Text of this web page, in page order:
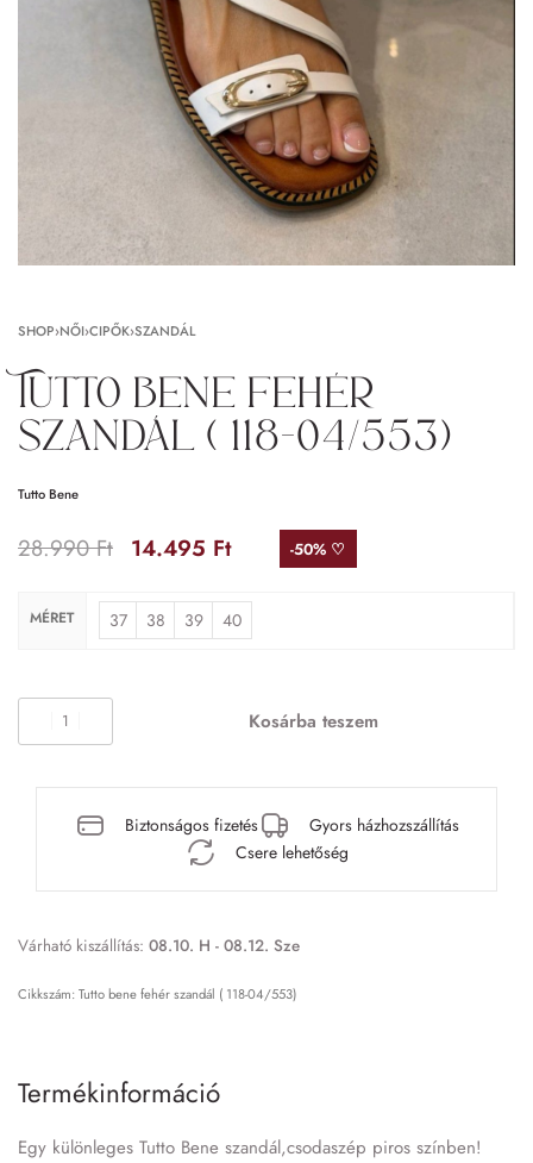
SHOP›NŐI›CIPŐK›SZANDÁL
Tutto bene fehér
szandál ( 118-04/553)
Tutto Bene
28.990Ft 14.495 Ft -50% ♡
MÉRET 37 38 39 40
Kosárba teszem
Biztonságos fizetés
Gyors házhozszállítás
Csere lehetőség
Várható kiszállítás: 08.10. H - 08.12. Sze
Tutto bene fehér szandál ( 118-04/553)
Termékinformáció
Egy különleges Tutto Bene szandál,csodaszép piros színben!